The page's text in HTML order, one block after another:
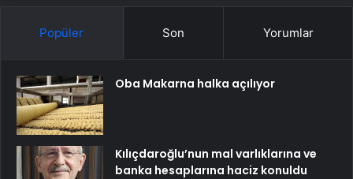
Popüler Son Yorumlar
Oba Makarna halka açılıyor
Kılıçdaroğlu’nun mal varlıklarına ve
banka hesaplarına haciz konuldu